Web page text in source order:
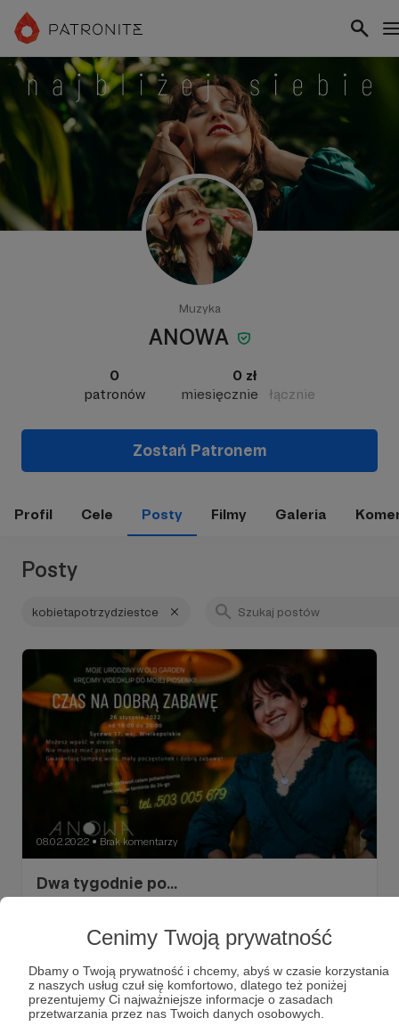
Cenimy Twoją prywatność
Dbamy o Twoją prywatność i chcemy, abyś w czasie korzystania
z naszych usług czuł się komfortowo, dlatego też poniżej
prezentujemy Ci najważniejsze informacje o zasadach
przetwarzania przez nas Twoich danych osobowych.
Muzyka
ANOWA
0
patronów
0 zł
miesięcznie
łącznie
Zostań Patronem
Profil Cele Posty Filmy Galeria
Posty
kobietapotrzydziestce
08.02.2022 ● Brak komentarzy
Dwa tygodnie po...
Krótkie refleksje z kręcenia wideoklipu.
niebojesiejuzbac polskapiosenka anowamuzyka